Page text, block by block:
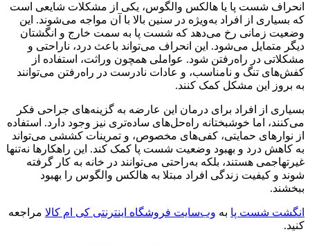
انحراف شست پا یا هالکس والگوس، یکی از مشکلات شایعی است
که بسیاری از افراد به‌ویژه در سنین بالا با آن مواجه می‌شوند. این
وضعیت زمانی رخ می‌دهد که شست پا به سمت خارج و انگشتان
دیگر متمایل می‌شود. این انحراف می‌تواند باعث درد، ناراحتی و
مشکلاتی در راه‌رفتن شود. عواملی همچون وراثت، استفاده از
کفش‌های تنگ و نامناسب، و عادات نادرست در راه‌رفتن می‌توانند
به بروز این مشکل کمک کنند.
بسیاری از افراد برای درمان این عارضه به گزینه‌های جراحی فکر
می‌کنند، اما خوشبختانه راه‌حل‌های ساده‌تری نیز وجود دارد. استفاده
از نوارهای حمایتی، کفی‌های مخصوص، و تمرینات کششی می‌تواند
به کاهش درد و بهبود وضعیت شست پا کمک کند. این راهکارها نه‌تنها
غیرتهاجمی هستند، بلکه به‌راحتی می‌توانند در خانه به کار گرفته
شوند و کیفیت زندگی افراد مبتلا به هالکس والگوس را بهبود
ببخشند.
انگشت شست پا به وب‌سایت‌ فروشگاه اینترنتی کی ام کالا مراجعه
کنید.